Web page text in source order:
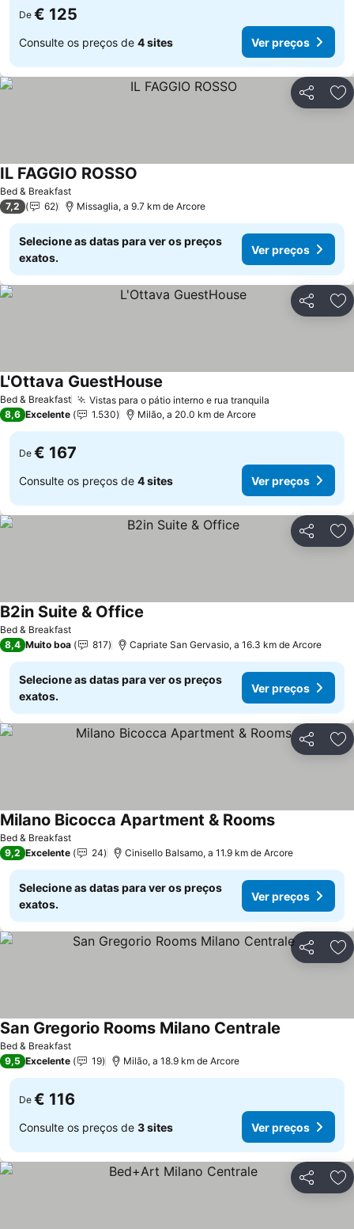
De € 125
Consulte os preços de 4 sites Ver preços
Partilhar
Bed & Breakfast
IL FAGGIO ROSSO
7,2 62 Missaglia, a 9.7 km de Arcore
Selecione as datas para ver os preços
exatos.
Ver preços
Partilhar
Bed & Breakfast Vistas para o pátio interno e rua tranquila
L'Ottava GuestHouse
8,6 Excelente 1.530 Milão, a 20.0 km de Arcore
De € 167
Consulte os preços de 4 sites Ver preços
Partilhar
Bed & Breakfast
B2in Suite & Office
8,4 Muito boa 817 Capriate San Gervasio, a 16.3 km de Arcore
Selecione as datas para ver os preços
exatos.
Ver preços
Partilhar
Bed & Breakfast
Milano Bicocca Apartment & RoomsVer preços
9,2 Excelente 24 Cinisello Balsamo, a 11.9 km de Arcore
Selecione as datas para ver os preços
exatos.
Ver preços
Partilhar
Bed & Breakfast
San Gregorio Rooms Milano Centrale
9,5 Excelente 19 Milão, a 18.9 km de Arcore
De € 116
Consulte os preços de 3 sites Ver preços
Partilhar